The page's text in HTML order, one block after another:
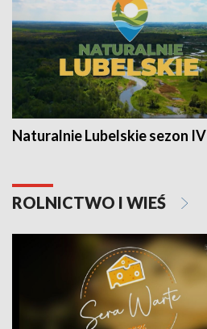
Naturalnie Lubelskie sezon IV
ROLNICTWO I WIEŚ